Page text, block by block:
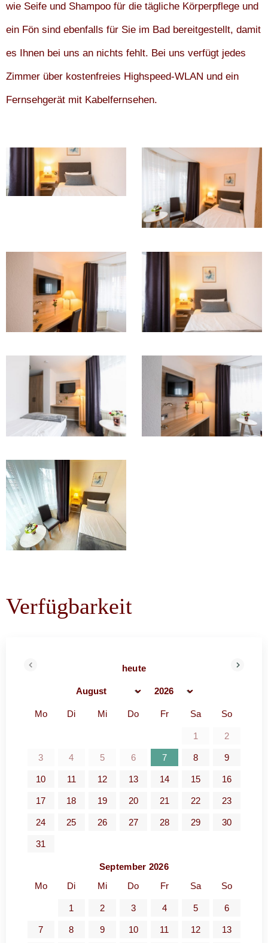
wie Seife und Shampoo für die tägliche Körperpflege und
ein Fön sind ebenfalls für Sie im Bad bereitgestellt, damit
es Ihnen bei uns an nichts fehlt. Bei uns verfügt jedes
Zimmer über kostenfreies Highspeed-WLAN und ein
Fernsehgerät mit Kabelfernsehen.
Verfügbarkeit
heute
Mo Di Mi Do Fr Sa So
1 2
3 4 5 6 7 8 9
10 11 12 13 14 15 16
17 18 19 20 21 22 23
24 25 26 27 28 29 30
31
September 2026
Mo
Di Mi Do Fr Sa So
1 2 3 4 5 6
7 8 9 10 11 12 13